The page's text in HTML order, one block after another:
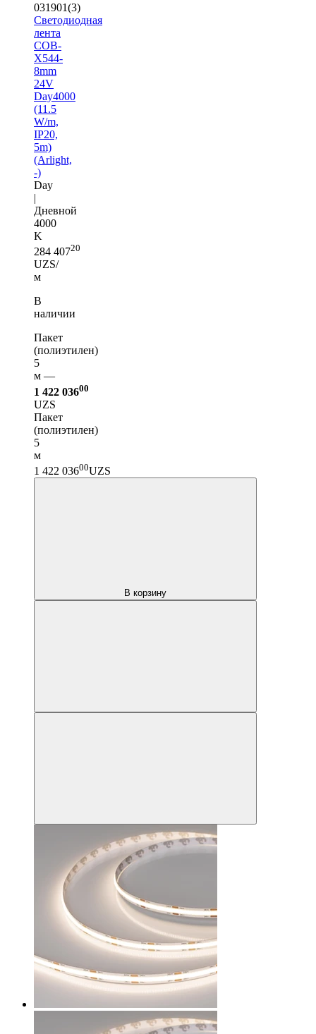
031901(3)
Светодиодная
лента
COB-
X544-
8mm
24V
Day4000
(11.5
W/m,
IP20,
5m)
(Arlight,
-)
Day
|
Дневной
4000
K
284 40720
UZS/
м
В
наличии
Пакет
(полиэтилен)
5
м —
1 422 03600
UZS
Пакет
(полиэтилен)
5
м
1 422 03600UZS
В корзину